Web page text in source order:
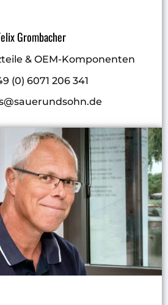
Grombacher
& OEM-Komponenten
(0) 6071 206 341